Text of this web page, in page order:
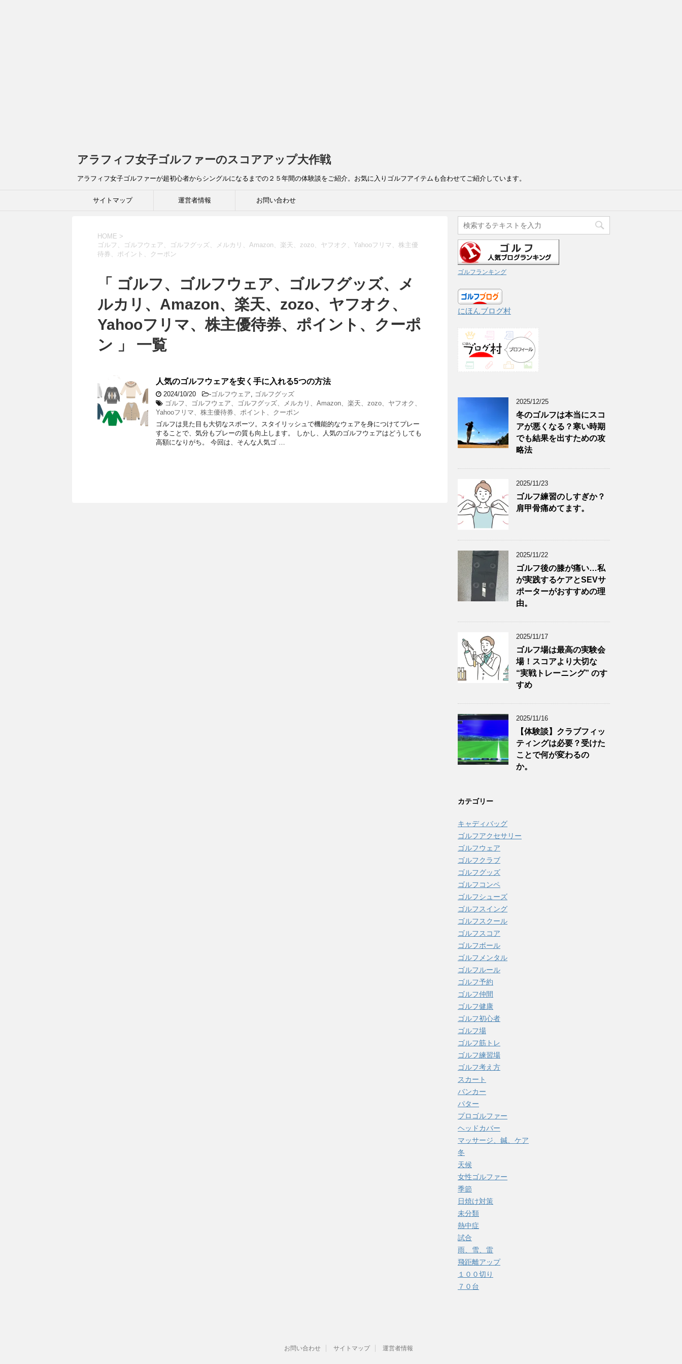
アラフィフ女子ゴルファーのスコアアップ大作戦
アラフィフ女子ゴルファーが超初心者からシングルになるまでの２５年間の体験談をご紹介。お気に入りゴルフアイテムも合わせてご紹介しています。
サイトマップ 運営者情報 お問い合わせ
HOME >
ゴルフ、ゴルフウェア、ゴルフグッズ、メルカリ、Amazon、楽天、zozo、ヤフオク、Yahooフリマ、株主優
待券、ポイント、クーポン
「 ゴルフ、ゴルフウェア、ゴルフグッズ、メ
ルカリ、Amazon、楽天、zozo、ヤフオク、
Yahooフリマ、株主優待券、ポイント、クーポ
ン 」 一覧
人気のゴルフウェアを安く手に入れる5つの方法
2024/10/20 -ゴルフウェア, ゴルフグッズ
ゴルフ、ゴルフウェア、ゴルフグッズ、メルカリ、Amazon、楽天、zozo、ヤフオク、
Yahooフリマ、株主優待券、ポイント、クーポン
ゴルフは見た目も大切なスポーツ。スタイリッシュで機能的なウェアを身につけてプレー
することで、気分もプレーの質も向上します。 しかし、人気のゴルフウェアはどうしても
高額になりがち。 今回は、そんな人気ゴ …
ゴルフランキング
にほんブログ村
2025/12/25
冬のゴルフは本当にスコ
アが悪くなる？寒い時期
でも結果を出すための攻
略法
2025/11/23
ゴルフ練習のしすぎか？
肩甲骨痛めてます。
2025/11/22
ゴルフ後の膝が痛い…私
が実践するケアとSEVサ
ポーターがおすすめの理
由。
2025/11/17
ゴルフ場は最高の実験会
場！スコアより大切な
“実戦トレーニング” のす
すめ
2025/11/16
【体験談】クラブフィッ
ティングは必要？受けた
ことで何が変わるの
か。
カテゴリー
キャディバッグ
ゴルフアクセサリー
ゴルフウェア
ゴルフクラブ
ゴルフグッズ
ゴルフコンペ
ゴルフシューズ
ゴルフスイング
ゴルフスクール
ゴルフスコア
ゴルフボール
ゴルフメンタル
ゴルフルール
ゴルフ予約
ゴルフ仲間
ゴルフ健康
ゴルフ初心者
ゴルフ場
ゴルフ筋トレ
ゴルフ練習場
ゴルフ考え方
スカート
バンカー
パター
プロゴルファー
ヘッドカバー
マッサージ、鍼、ケア
冬
天候
女性ゴルファー
季節
日焼け対策
未分類
熱中症
試合
雨、雪、雷
飛距離アップ
１００切り
７０台
お問い合わせ サイトマップ 運営者情報